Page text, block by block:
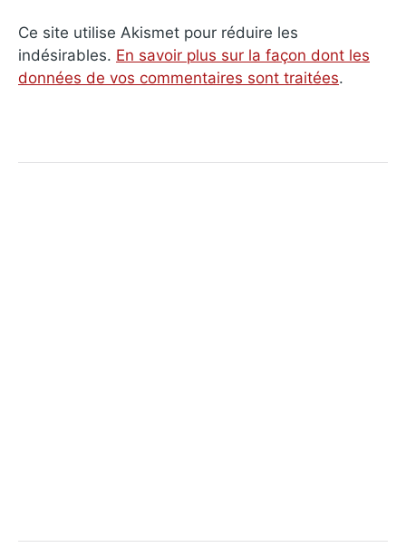
Ce site utilise Akismet pour réduire les
indésirables. En savoir plus sur la façon dont les
données de vos commentaires sont traitées.